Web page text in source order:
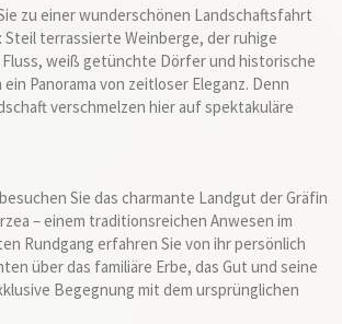
zu einer wunderschönen Landschaftsfahrt
Steil terrassierte Weinberge, der ruhige
weiß getünchte Dörfer und historische
Panorama von zeitloser Eleganz. Denn
verschmelzen hier auf spektakuläre
Sie das charmante Landgut der Gräfin
– einem traditionsreichen Anwesen im
Rundgang erfahren Sie von ihr persönlich
über das familiäre Erbe, das Gut und seine
Begegnung mit dem ursprünglichen